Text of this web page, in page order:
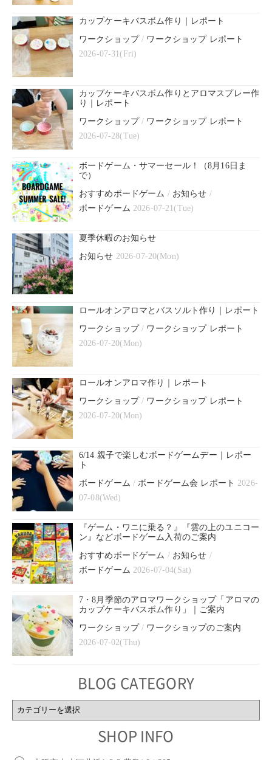
カップケーキバスボム作り｜レポート
ワークショップ/ ワークショップ レポート
2026-07-31(Fri)
カップケーキバスボム作りとアロマスプレー作
り｜レポート
ワークショップ/ ワークショップ レポート
2026-07-28(Tue)
ボードゲーム・サマーセール！（8月16日ま
で）
おすすめボードゲーム / お知らせ /
ボードゲーム 2026-07-21(Tue)
夏季休暇のお知らせ
お知らせ 2026-07-20(Mon)
ロールオンアロマとバスソルト作り｜レポート
ワークショップ/ ワークショップ レポート
2026-07-20(Mon)
ロールオンアロマ作り｜レポート
ワークショップ/ ワークショップ レポート
2026-07-20(Mon)
6/14 親子で楽しむボードゲームデー｜レポー
ト
ボードゲーム /ボードゲーム会 レポート 2026-
07-08(Wed)
『ゲーム・ワニに乗る？』『雲の上のユニコー
ン』などボードゲーム入荷のご案内
おすすめボードゲーム / お知らせ /
ボードゲーム 2026-07-04(Sat)
7・8月季節のアロマワークショップ「アロマの
カップケーキバスボム作り」｜ご案内
ワークショップ/ ワークショップのご案内
2026-07-02(Thu)
BLOG CATEGORY
BLOG
CATEGORY
SHOP INFO